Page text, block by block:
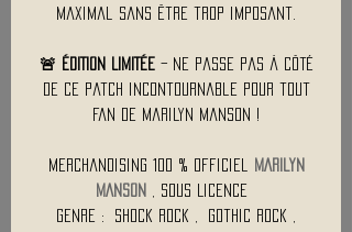
maximal sans être trop imposant.
🚨 ÉDITION LIMITÉE – Ne passe pas à côté
de ce patch incontournable pour tout
fan de Marilyn Manson !
Merchandising 100 % Officiel
MARILYN
MANSON
, Sous Licence
Genre : shock rock , Gothic rock ,